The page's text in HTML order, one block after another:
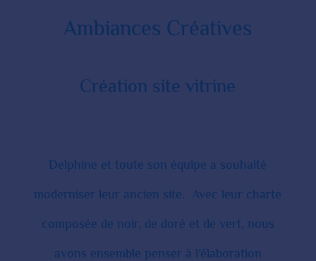
Ambiances Créatives
Création site vitrine
Delphine et toute son équipe a souhaité
moderniser leur ancien site. Avec leur charte
composée de noir, de doré et de vert, nous
avons ensemble penser à l’élaboration